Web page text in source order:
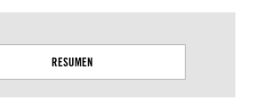
RESUMEN